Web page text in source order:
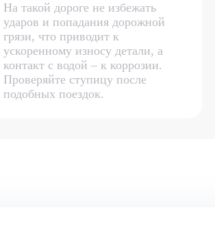
На такой дороге не избежать
ударов и попадания дорожной
грязи, что приводит к
ускоренному износу детали, а
контакт с водой – к коррозии.
Проверяйте ступицу после
подобных поездок.